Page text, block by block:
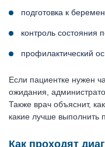
подготовка к
контроль состояния
профилактический
Если пациентке нужен
ожидания,
Также врач объяснит,
какие лучше выполнить
Как проходят